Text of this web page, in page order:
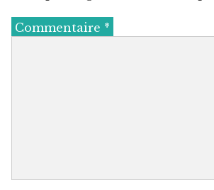
Commentaire *